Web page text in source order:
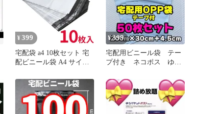
¥ 399
宅配袋 a4 10枚セット 宅
配ビニール袋 A4 サイズ
配 袋 テープ付き 透けな
い 中が見えない 薄手 軽
量 防水 宅配便 宅配便 メ
ール便 ネコポス クリッ
¥399
宅配用ビニール袋 テー
プ付き ネコポス ゆう
資材